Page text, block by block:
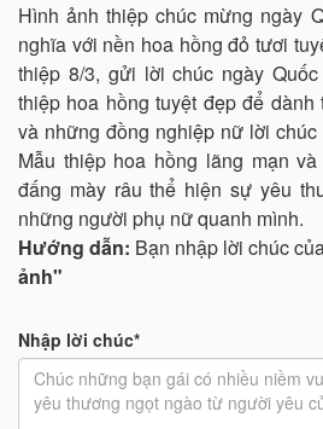
Hình ảnh thiệp chúc mừng ngày
nghĩa với nền hoa hồng đỏ tươi
thiệp 8/3, gửi lời chúc ngày
thiệp hoa hồng tuyệt đẹp để
và những đồng nghiệp nữ lời
Mẫu thiệp hoa hồng lãng mạn
đấng mày râu thể hiện sự yêu
những người phụ nữ quanh mình.
Hướng dẫn: Bạn nhập lời chúc
ảnh"
Nhập lời chúc*